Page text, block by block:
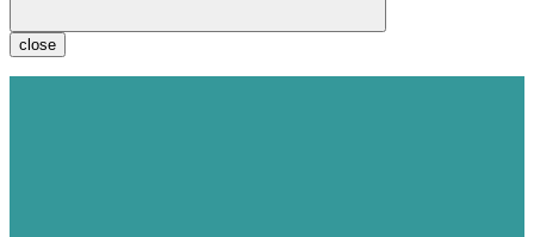
close